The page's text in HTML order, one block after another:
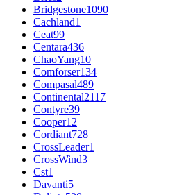
Bridgestone1090
Cachland1
Ceat99
Centara436
ChaoYang10
Comforser134
Compasal489
Continental2117
Contyre39
Cooper12
Cordiant728
CrossLeader1
CrossWind3
Cst1
Davanti5